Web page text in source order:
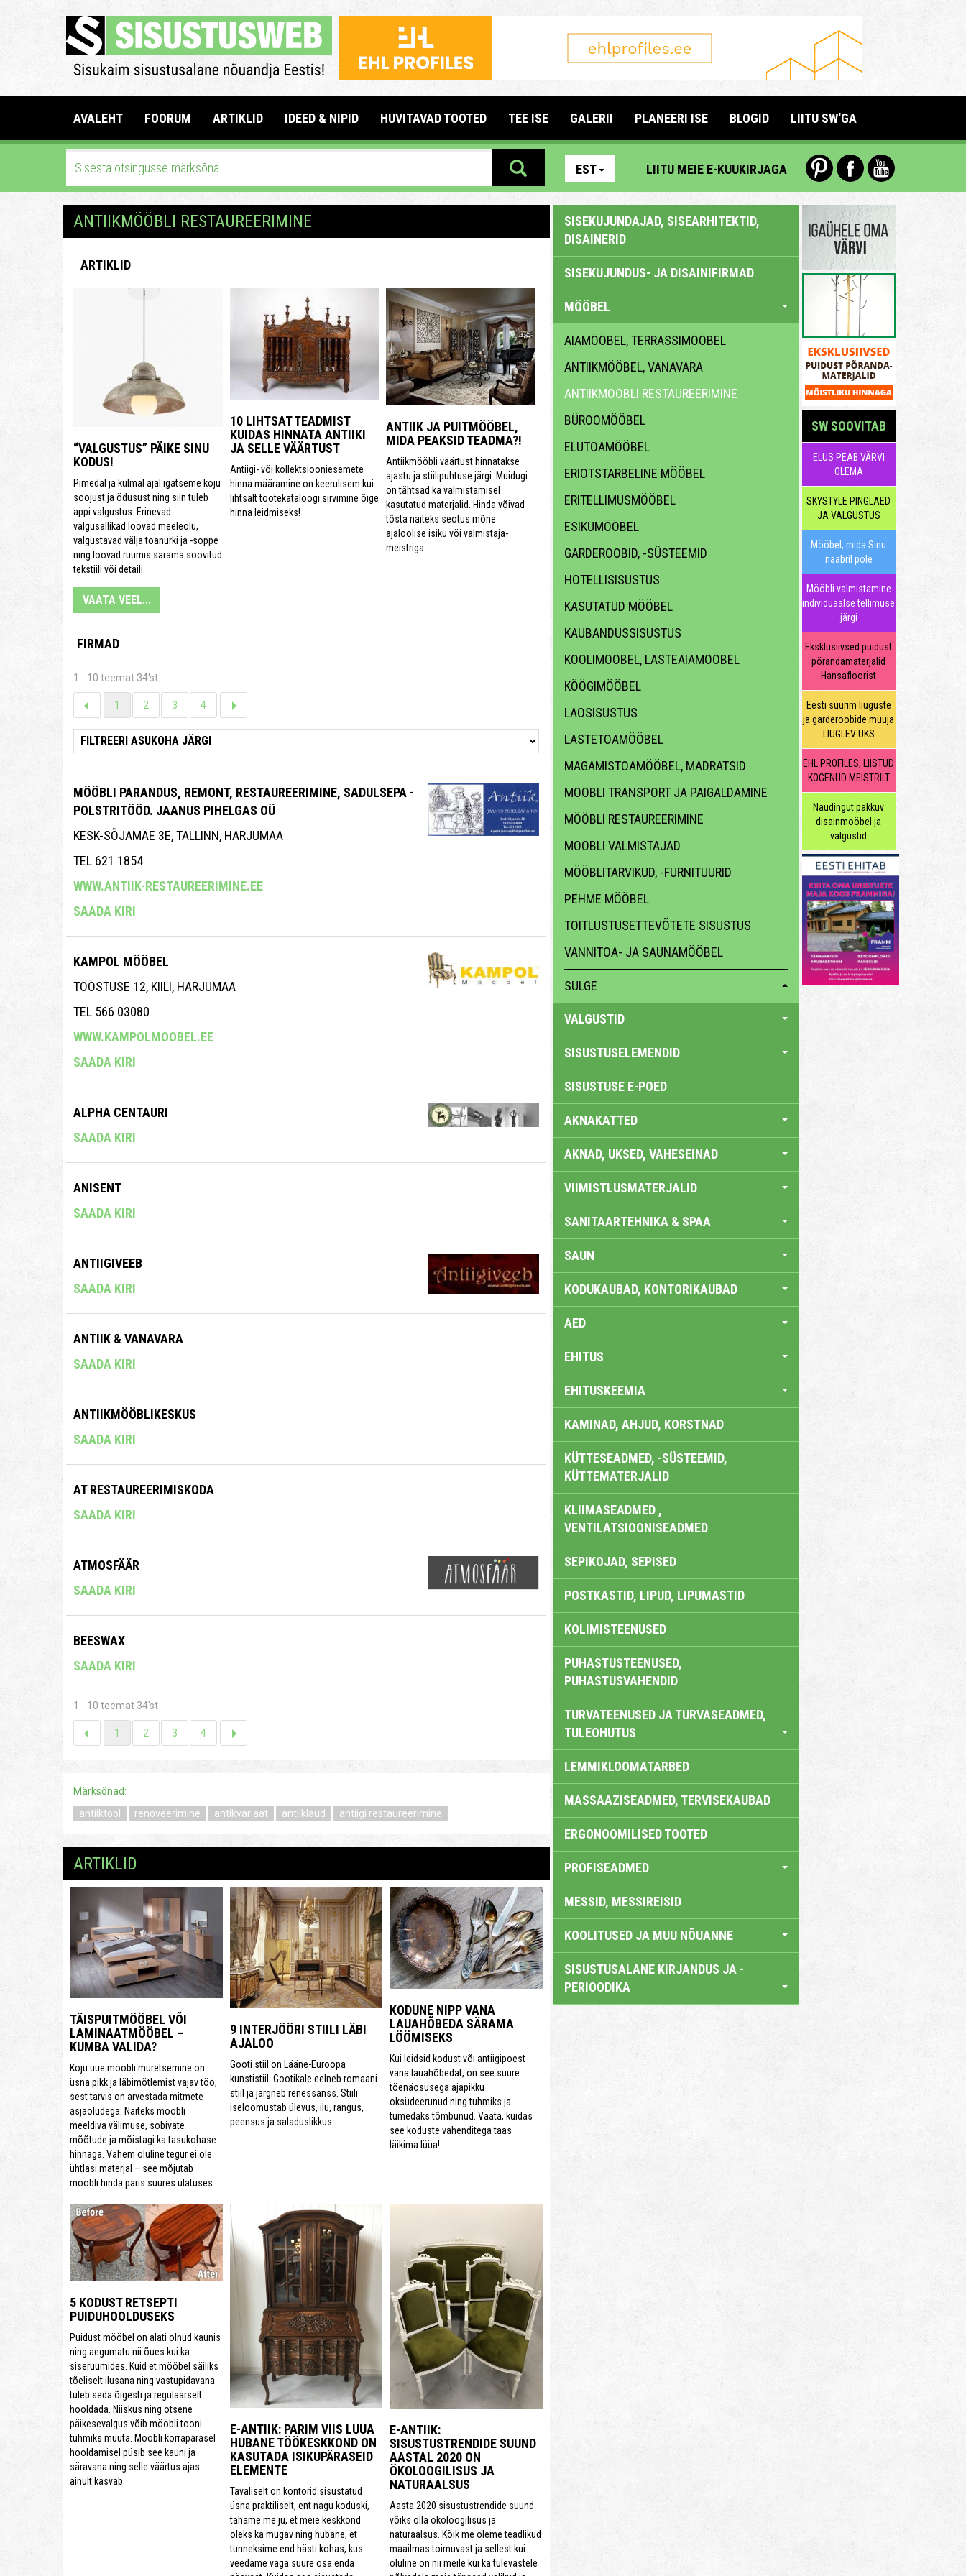
AVALEHT FOORUM ARTIKLID IDEED & NIPID HUVITAVAD TOOTED TEE ISE GALERII PLANEERI ISE BLOGID LIITU SW'GA
EST LIITU MEIE E-KUUKIRJAGA
ANTIIKMÖÖBLI RESTAUREERIMINE
ARTIKLID
“VALGUSTUS” PÄIKE SINU
KODUS!
Pimedal ja külmal ajal igatseme koju
soojust ja õdusust ning siin tuleb
appi valgustus. Erinevad
valgusallikad loovad meeleolu,
valgustavad välja toanurki ja -soppe
ning löövad ruumis särama soovitud
tekstiili või detaili.
10 LIHTSAT TEADMIST
KUIDAS HINNATA ANTIIKI
JA SELLE VÄÄRTUST
Antiigi- või kollektsiooniesemete
hinna määramine on keerulisem kui
lihtsalt tootekataloogi sirvimine õige
hinna leidmiseks!
ANTIIK JA PUITMÖÖBEL,
MIDA PEAKSID TEADMA?!
Antiikmööbli väärtust hinnatakse
ajastu ja stiilipuhtuse järgi. Muidugi
on tähtsad ka valmistamisel
kasutatud materjalid. Hinda võivad
tõsta näiteks seotus mõne
ajaloolise isiku või valmistaja-
meistriga.
VAATA VEEL...
FIRMAD
1 - 10 teemat 34'st
1 2 3 4
MÖÖBLI PARANDUS, REMONT, RESTAUREERIMINE, SADULSEPA -
POLSTRITÖÖD. JAANUS PIHELGAS OÜ
KESK-SÕJAMÄE 3E, TALLINN, HARJUMAA
TEL 621 1854
WWW.ANTIIK-RESTAUREERIMINE.EE
SAADA KIRI
KAMPOL MÖÖBEL
TÖÖSTUSE 12, KIILI, HARJUMAA
TEL 566 03080
WWW.KAMPOLMOOBEL.EE
SAADA KIRI
ALPHA CENTAURI
SAADA KIRI
ANISENT
SAADA KIRI
ANTIIGIVEEB
SAADA KIRI
ANTIIK & VANAVARA
SAADA KIRI
ANTIIKMÖÖBLIKESKUS
SAADA KIRI
AT RESTAUREERIMISKODA
SAADA KIRI
ATMOSFÄÄR
SAADA KIRI
BEESWAX
SAADA KIRI
1 - 10 teemat 34'st
1 2 3 4
Märksõnad:
antiiktool
renoveerimine antikvariaat antiiklaud antiigi restaureerimine
ARTIKLID
TÄISPUITMÖÖBEL VÕI
LAMINAATMÖÖBEL –
KUMBA VALIDA?
Koju uue mööbli muretsemine on
üsna pikk ja läbimõtlemist vajav töö,
sest tarvis on arvestada mitmete
asjaoludega. Näiteks mööbli
meeldiva välimuse, sobivate
mõõtude ja mõistagi ka tasukohase
hinnaga. Vähem oluline tegur ei ole
ühtlasi materjal – see mõjutab
mööbli hinda päris suures ulatuses.
9 INTERJÖÖRI STIILI LÄBI
AJALOO
Gooti stiil on Lääne-Euroopa
kunstistiil. Gootikale eelneb romaani
stiil ja järgneb renessanss. Stiili
iseloomustab ülevus, ilu, rangus,
peensus ja saladuslikkus.
KODUNE NIPP VANA
LAUAHÕBEDA SÄRAMA
LÖÖMISEKS
Kui leidsid kodust või antiigipoest
vana lauahõbedat, on see suure
tõenäosusega ajapikku
oksüdeerunud ning tuhmiks ja
tumedaks tõmbunud. Vaata, kuidas
see koduste vahenditega taas
läikima lüüa!
5 KODUST RETSEPTI
PUIDUHOOLDUSEKS
Puidust mööbel on alati olnud kaunis
ning aegumatu nii õues kui ka
siseruumides. Kuid et mööbel säiliks
tõeliselt ilusana ning vastupidavana
tuleb seda õigesti ja regulaarselt
hooldada. Niiskus ning otsene
päikesevalgus võib mööbli tooni
tuhmiks muuta. Mööbli korrapärasel
hooldamisel püsib see kauni ja
säravana ning selle väärtus ajas
ainult kasvab.
E-ANTIIK: PARIM VIIS LUUA
HUBANE TÖÖKESKKOND ON
KASUTADA ISIKUPÄRASEID
ELEMENTE
Tavaliselt on kontorid sisustatud
üsna praktiliselt, ent nagu koduski,
tahame me ju, et meie keskkond
oleks ka mugav ning hubane, et
tunneksime end hästi kohas, kus
veedame väga suure osa enda
E-ANTIIK:
SISUSTUSTRENDIDE SUUND
AASTAL 2020 ON
ÖKOLOOGILISUS JA
NATURAALSUS
Aasta 2020 sisustustrendide suund
võiks olla ökoloogilisus ja
naturaalsus. Kõik me oleme teadlikud
maailmas toimuvast ja sellest kui
oluline on nii meile kui ka tulevastele
SISEKUJUNDAJAD, SISEARHITEKTID,
DISAINERID
SISEKUJUNDUS- JA DISAINIFIRMAD
MÖÖBEL
AIAMÖÖBEL, TERRASSIMÖÖBEL
ANTIIKMÖÖBEL, VANAVARA
ANTIIKMÖÖBLI RESTAUREERIMINE
BÜROOMÖÖBEL
ELUTOAMÖÖBEL
ERIOTSTARBELINE MÖÖBEL
ERITELLIMUSMÖÖBEL
ESIKUMÖÖBEL
GARDEROOBID, -SÜSTEEMID
HOTELLISISUSTUS
KASUTATUD MÖÖBEL
KAUBANDUSSISUSTUS
KOOLIMÖÖBEL, LASTEAIAMÖÖBEL
KÖÖGIMÖÖBEL
LAOSISUSTUS
LASTETOAMÖÖBEL
MAGAMISTOAMÖÖBEL, MADRATSID
MÖÖBLI TRANSPORT JA PAIGALDAMINE
MÖÖBLI RESTAUREERIMINE
MÖÖBLI VALMISTAJAD
MÖÖBLITARVIKUD, -FURNITUURID
PEHME MÖÖBEL
TOITLUSTUSETTEVÕTETE SISUSTUS
VANNITOA- JA SAUNAMÖÖBEL
SULGE
VALGUSTID
SISUSTUSELEMENDID
SISUSTUSE E-POED
AKNAKATTED
AKNAD, UKSED, VAHESEINAD
VIIMISTLUSMATERJALID
SANITAARTEHNIKA & SPAA
SAUN
KODUKAUBAD, KONTORIKAUBAD
AED
EHITUS
EHITUSKEEMIA
KAMINAD, AHJUD, KORSTNAD
KÜTTESEADMED, -SÜSTEEMID,
KÜTTEMATERJALID
KLIIMASEADMED ,
VENTILATSIOONISEADMED
SEPIKOJAD, SEPISED
POSTKASTID, LIPUD, LIPUMASTID
KOLIMISTEENUSED
PUHASTUSTEENUSED,
PUHASTUSVAHENDID
TURVATEENUSED JA TURVASEADMED,
TULEOHUTUS
LEMMIKLOOMATARBED
MASSAAZISEADMED, TERVISEKAUBAD
ERGONOOMILISED TOOTED
PROFISEADMED
MESSID, MESSIREISID
KOOLITUSED JA MUU NÕUANNE
SISUSTUSALANE KIRJANDUS JA -
PERIOODIKA
SW SOOVITAB
ELUS PEAB VÄRVI
OLEMA
SKYSTYLE PINGLAED
JA VALGUSTUS
Mööbel, mida Sinu
naabril pole
Mööbli valmistamine
individuaalse tellimuse
järgi
Eksklusiivsed puidust
põrandamaterjalid
Hansafloorist
Eesti suurim liuguste
ja garderoobide müüja
LIUGLEV UKS
EHL PROFILES, LIISTUD
KOGENUD MEISTRILT
Naudingut pakkuv
disainmööbel ja
valgustid